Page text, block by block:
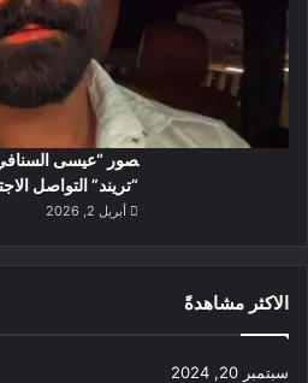
صور “عيسى
“تريند” التواصل
أبريل 2, 2026
الاكثر مشاهدةً
سبتمبر 20, 2024